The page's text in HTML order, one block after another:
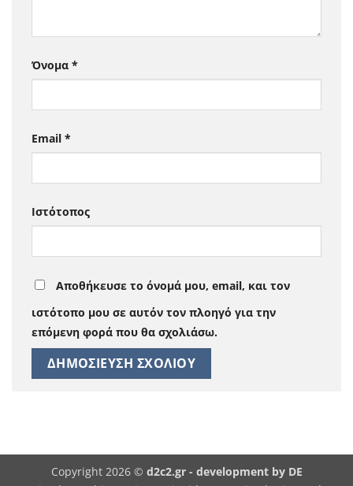
Όνομα *
Email *
Ιστότοπος
Αποθήκευσε το όνομά μου, email, και τον
ιστότοπο μου σε αυτόν τον πλοηγό για την
επόμενη φορά που θα σχολιάσω.
Copyright 2026 © d2c2.gr - development by DE